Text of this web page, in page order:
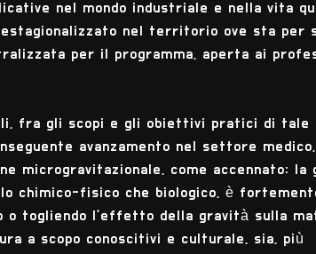
nel mondo industriale e nella vita
nel territorio ove sta per
per il programma, aperta ai
fra gli scopi e gli obiettivi pratici di tale
avanzamento nel settore medico,
microgravitazionale, come accennato: la
chimico-fisico che biologico, è
o togliendo l'effetto della gravità sulla
a scopo conoscitivi e culturale, sia, più